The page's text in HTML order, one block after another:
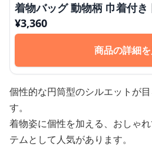
着物バッグ 動物柄 巾着付
¥3,360
商品の詳細
個性的な円筒型のシルエットが
す。
着物姿に個性を加える、おしゃ
テムとして人気があります。